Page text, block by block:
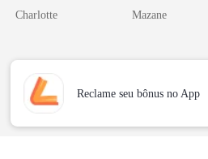
o Tio do Meu
Charlotte Mazane
Reclame seu bônus no App